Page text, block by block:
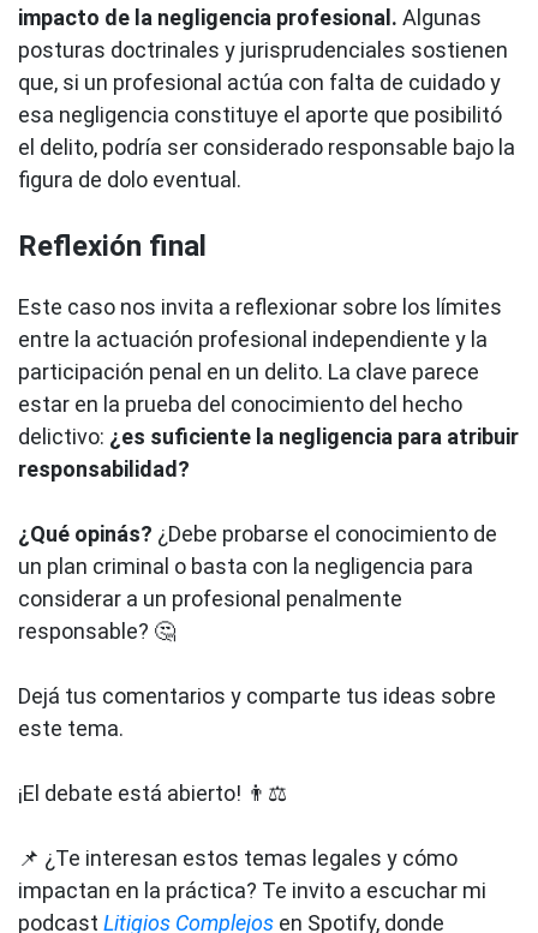
impacto de la negligencia profesional. Algunas
posturas doctrinales y jurisprudenciales sostienen
que, si un profesional actúa con falta de cuidado y
esa negligencia constituye el aporte que posibilitó
el delito, podría ser considerado responsable bajo la
figura de dolo eventual.
Reflexión final
Este caso nos invita a reflexionar sobre los límites
entre la actuación profesional independiente y la
participación penal en un delito. La clave parece
estar en la prueba del conocimiento del hecho
delictivo: ¿es suficiente la negligencia para atribuir
responsabilidad?
¿Qué opinás? ¿Debe probarse el conocimiento de
un plan criminal o basta con la negligencia para
considerar a un profesional penalmente
responsable? 🤔
Dejá tus comentarios y comparte tus ideas sobre
este tema.
¡El debate está abierto! 👨⚖️
📌 ¿Te interesan estos temas legales y cómo
impactan en la práctica? Te invito a escuchar mi
podcast Litigios Complejos en Spotify, donde